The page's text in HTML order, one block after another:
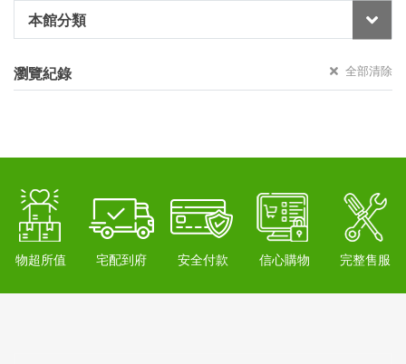
本館分類
瀏覽紀錄 全部清除
物超所值 宅配到府 安全付款 信心購物 完整售服